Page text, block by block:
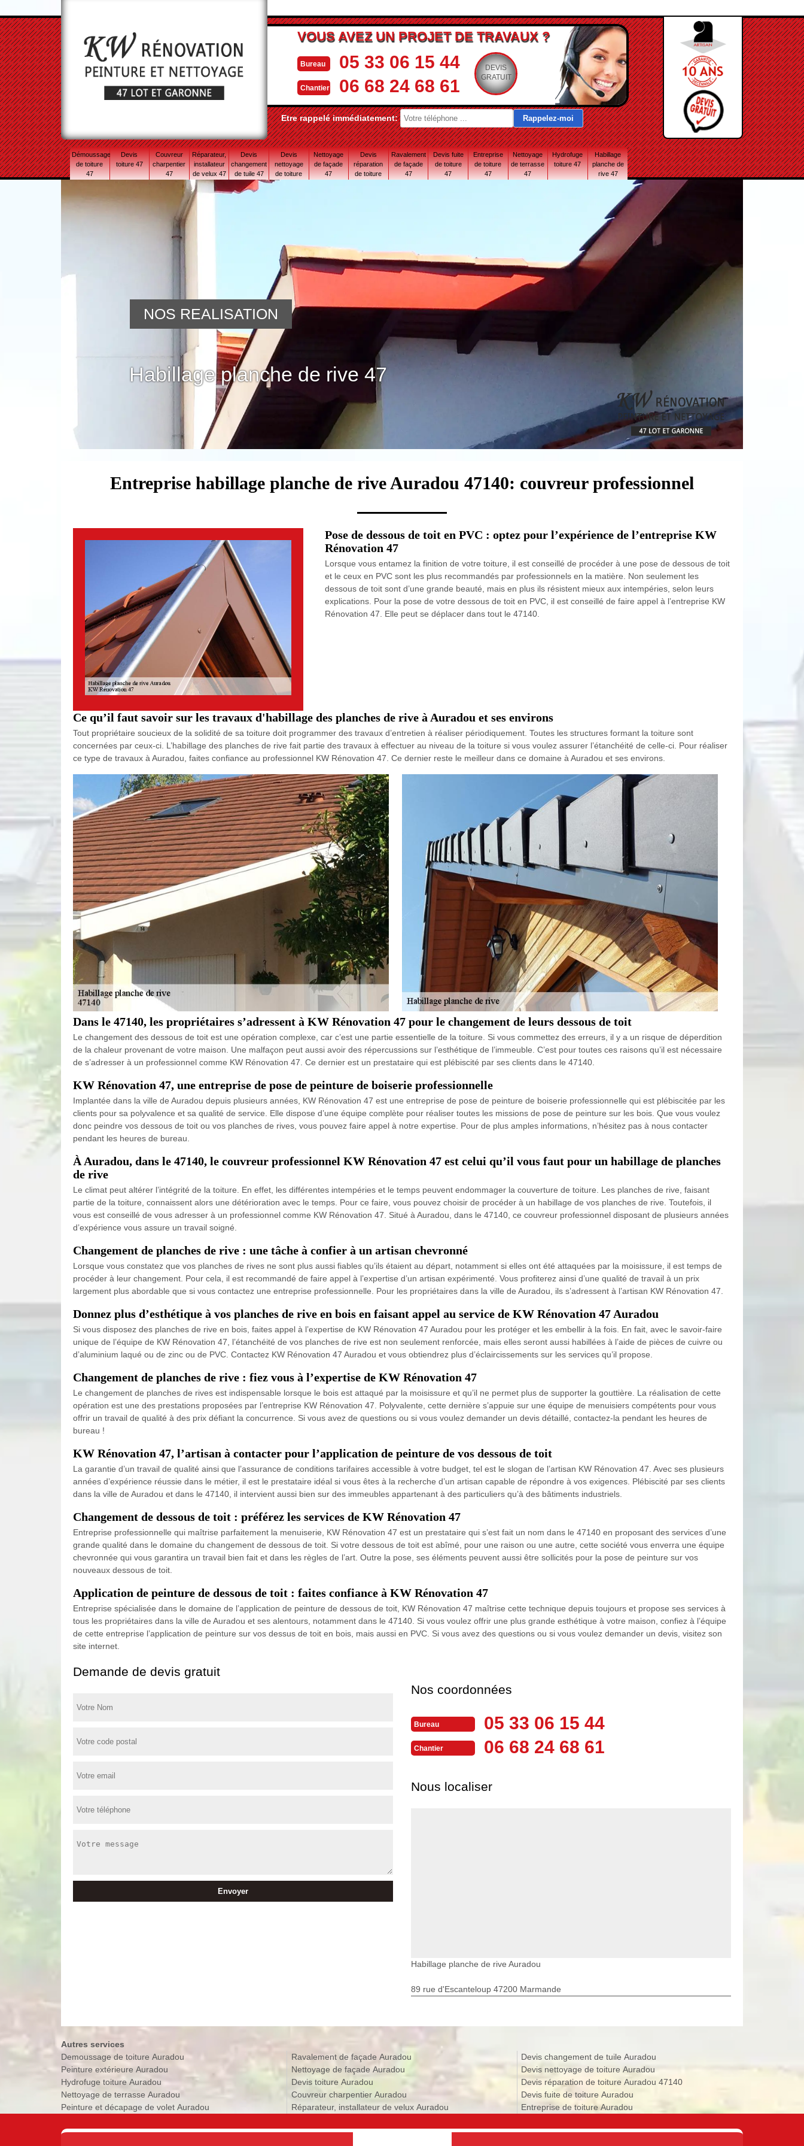
VOUS AVEZ UN PROJET DE TRAVAUX ?
Bureau 05 33 06 15 44
Chantier 06 68 24 68 61
DEVIS
GRATUIT
Etre rappelé immédiatement:
Démoussage
de toiture
47
Devis
toiture 47
Couvreur
charpentier
47
Réparateur,
installateur
de velux 47
Devis
changement
de tuile 47
Devis
nettoyage
de toiture
Nettoyage
de façade
47
Devis
réparation
de toiture
Ravalement
de façade
47
Devis fuite
de toiture
47
Entreprise
de toiture
47
Nettoyage
de terrasse
47
Hydrofuge
toiture 47
Habillage
planche de
rive 47
Habillage planche de rive 47
NOS REALISATION
Entreprise habillage planche de rive Auradou 47140: couvreur professionnel
Pose de dessous de toit en PVC : optez pour l’expérience de l’entreprise KW
Rénovation 47
Lorsque vous entamez la finition de votre toiture, il est conseillé de procéder à une pose de dessous de toit
et le ceux en PVC sont les plus recommandés par professionnels en la matière. Non seulement les
dessous de toit sont d’une grande beauté, mais en plus ils résistent mieux aux intempéries, selon leurs
explications. Pour la pose de votre dessous de toit en PVC, il est conseillé de faire appel à l’entreprise KW
Rénovation 47. Elle peut se déplacer dans tout le 47140.
Ce qu’il faut savoir sur les travaux d'habillage des planches de rive à Auradou et ses environs
Tout propriétaire soucieux de la solidité de sa toiture doit programmer des travaux d’entretien à réaliser périodiquement. Toutes les structures formant la toiture sont
concernées par ceux-ci. L’habillage des planches de rive fait partie des travaux à effectuer au niveau de la toiture si vous voulez assurer l’étanchéité de celle-ci. Pour réaliser
ce type de travaux à Auradou, faites confiance au professionnel KW Rénovation 47. Ce dernier reste le meilleur dans ce domaine à Auradou et ses environs.
Dans le 47140, les propriétaires s’adressent à KW Rénovation 47 pour le changement de leurs dessous de toit
Le changement des dessous de toit est une opération complexe, car c’est une partie essentielle de la toiture. Si vous commettez des erreurs, il y a un risque de déperdition
de la chaleur provenant de votre maison. Une malfaçon peut aussi avoir des répercussions sur l’esthétique de l’immeuble. C’est pour toutes ces raisons qu’il est nécessaire
de s’adresser à un professionnel comme KW Rénovation 47. Ce dernier est un prestataire qui est plébiscité par ses clients dans le 47140.
KW Rénovation 47, une entreprise de pose de peinture de boiserie professionnelle
Implantée dans la ville de Auradou depuis plusieurs années, KW Rénovation 47 est une entreprise de pose de peinture de boiserie professionnelle qui est plébiscitée par les
clients pour sa polyvalence et sa qualité de service. Elle dispose d’une équipe complète pour réaliser toutes les missions de pose de peinture sur les bois. Que vous voulez
donc peindre vos dessous de toit ou vos planches de rives, vous pouvez faire appel à notre expertise. Pour de plus amples informations, n’hésitez pas à nous contacter
pendant les heures de bureau.
À Auradou, dans le 47140, le couvreur professionnel KW Rénovation 47 est celui qu’il vous faut pour un habillage de planches
de rive
Le climat peut altérer l’intégrité de la toiture. En effet, les différentes intempéries et le temps peuvent endommager la couverture de toiture. Les planches de rive, faisant
partie de la toiture, connaissent alors une détérioration avec le temps. Pour ce faire, vous pouvez choisir de procéder à un habillage de vos planches de rive. Toutefois, il
vous est conseillé de vous adresser à un professionnel comme KW Rénovation 47. Situé à Auradou, dans le 47140, ce couvreur professionnel disposant de plusieurs années
d’expérience vous assure un travail soigné.
Changement de planches de rive : une tâche à confier à un artisan chevronné
Lorsque vous constatez que vos planches de rives ne sont plus aussi fiables qu’ils étaient au départ, notamment si elles ont été attaquées par la moisissure, il est temps de
procéder à leur changement. Pour cela, il est recommandé de faire appel à l’expertise d’un artisan expérimenté. Vous profiterez ainsi d’une qualité de travail à un prix
largement plus abordable que si vous contactez une entreprise professionnelle. Pour les propriétaires dans la ville de Auradou, ils s’adressent à l’artisan KW Rénovation 47.
Donnez plus d’esthétique à vos planches de rive en bois en faisant appel au service de KW Rénovation 47 Auradou
Si vous disposez des planches de rive en bois, faites appel à l’expertise de KW Rénovation 47 Auradou pour les protéger et les embellir à la fois. En fait, avec le savoir-faire
unique de l’équipe de KW Rénovation 47, l’étanchéité de vos planches de rive est non seulement renforcée, mais elles seront aussi habillées à l’aide de pièces de cuivre ou
d’aluminium laqué ou de zinc ou de PVC. Contactez KW Rénovation 47 Auradou et vous obtiendrez plus d’éclaircissements sur les services qu’il propose.
Changement de planches de rive : fiez vous à l’expertise de KW Rénovation 47
Le changement de planches de rives est indispensable lorsque le bois est attaqué par la moisissure et qu’il ne permet plus de supporter la gouttière. La réalisation de cette
opération est une des prestations proposées par l’entreprise KW Rénovation 47. Polyvalente, cette dernière s’appuie sur une équipe de menuisiers compétents pour vous
offrir un travail de qualité à des prix défiant la concurrence. Si vous avez de questions ou si vous voulez demander un devis détaillé, contactez-la pendant les heures de
bureau !
KW Rénovation 47, l’artisan à contacter pour l’application de peinture de vos dessous de toit
La garantie d’un travail de qualité ainsi que l’assurance de conditions tarifaires accessible à votre budget, tel est le slogan de l’artisan KW Rénovation 47. Avec ses plusieurs
années d’expérience réussie dans le métier, il est le prestataire idéal si vous êtes à la recherche d’un artisan capable de répondre à vos exigences. Plébiscité par ses clients
dans la ville de Auradou et dans le 47140, il intervient aussi bien sur des immeubles appartenant à des particuliers qu’à des bâtiments industriels.
Changement de dessous de toit : préférez les services de KW Rénovation 47
Entreprise professionnelle qui maîtrise parfaitement la menuiserie, KW Rénovation 47 est un prestataire qui s’est fait un nom dans le 47140 en proposant des services d’une
grande qualité dans le domaine du changement de dessous de toit. Si votre dessous de toit est abîmé, pour une raison ou une autre, cette société vous enverra une équipe
chevronnée qui vous garantira un travail bien fait et dans les règles de l’art. Outre la pose, ses éléments peuvent aussi être sollicités pour la pose de peinture sur vos
nouveaux dessous de toit.
Application de peinture de dessous de toit : faites confiance à KW Rénovation 47
Entreprise spécialisée dans le domaine de l’application de peinture de dessous de toit, KW Rénovation 47 maîtrise cette technique depuis toujours et propose ses services à
tous les propriétaires dans la ville de Auradou et ses alentours, notamment dans le 47140. Si vous voulez offrir une plus grande esthétique à votre maison, confiez à l’équipe
de cette entreprise l’application de peinture sur vos dessus de toit en bois, mais aussi en PVC. Si vous avez des questions ou si vous voulez demander un devis, visitez son
site internet.
Demande de devis gratuit
Nos coordonnées
Bureau 05 33 06 15 44
Chantier 06 68 24 68 61
Nous localiser
Habillage planche de rive Auradou
89 rue d'Escanteloup 47200 Marmande
Autres services
Demoussage de toiture Auradou
Peinture extérieure Auradou
Hydrofuge toiture Auradou
Nettoyage de terrasse Auradou
Peinture et décapage de volet Auradou
Ravalement de façade Auradou
Nettoyage de façade Auradou
Devis toiture Auradou
Couvreur charpentier Auradou
Réparateur, installateur de velux Auradou
Devis changement de tuile Auradou
Devis nettoyage de toiture Auradou
Devis réparation de toiture Auradou 47140
Devis fuite de toiture Auradou
Entreprise de toiture Auradou